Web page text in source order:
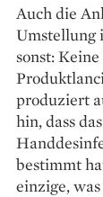
Auch die
Umstellung
sonst:
produziert
hin, dass
bestimmt
einzige,